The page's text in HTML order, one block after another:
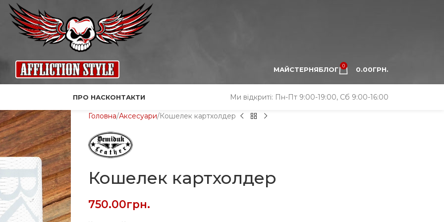
МАЙСТЕРНЯБЛОГ 0 0.00ГРН.
ПРО НАСКОНТАКТИ Ми відкриті: Пн-Пт 9:00-19:00, Сб 9:00-16:00
Головна Аксесуари Кошелек картхолдер
Кошелек картхолдер
750.00грн.